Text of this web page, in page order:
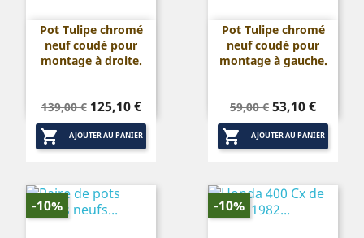
Pot Tulipe chromé
neuf coudé pour
montage à droite.
Prix
de
base
139,00 € Prix
125,10 €
 AJOUTER AU PANIER
Pot Tulipe chromé
neuf coudé pour
montage à gauche.
Prix
de
base
59,00 € Prix
53,10 €
 AJOUTER AU PANIER
-10% -10%